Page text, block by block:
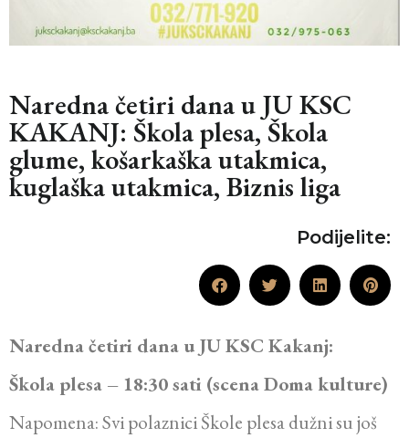
Naredna četiri dana u JU KSC
KAKANJ: Škola plesa, Škola
glume, košarkaška utakmica,
kuglaška utakmica, Biznis liga
Podijelite:
Naredna četiri dana u JU KSC Kakanj:
Škola plesa – 18:30 sati (scena Doma kulture)
Napomena: Svi polaznici Škole plesa dužni su još